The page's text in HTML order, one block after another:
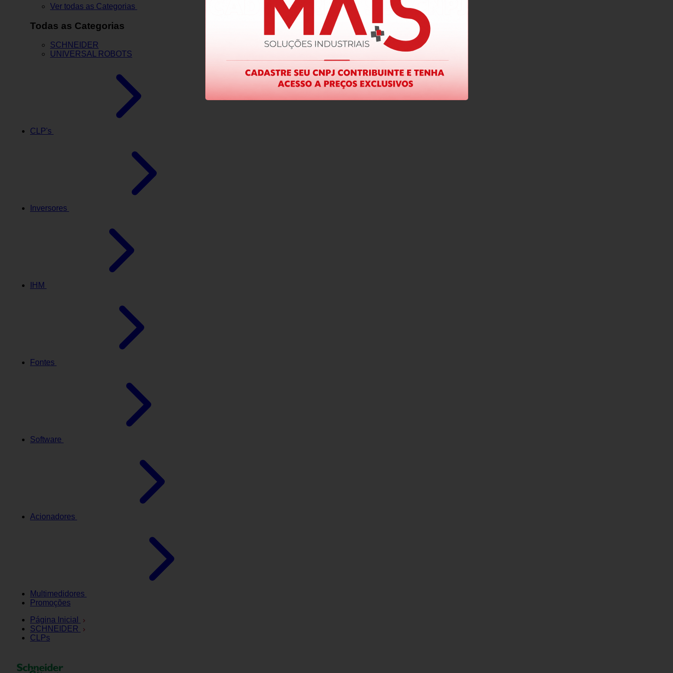
Ver todas as Categorias
Todas as Categorias
SCHNEIDER
UNIVERSAL ROBOTS
CLP's
Inversores
IHM
Fontes
Software
Acionadores
Multimedidores
Promoções
Página Inicial
SCHNEIDER
CLPs